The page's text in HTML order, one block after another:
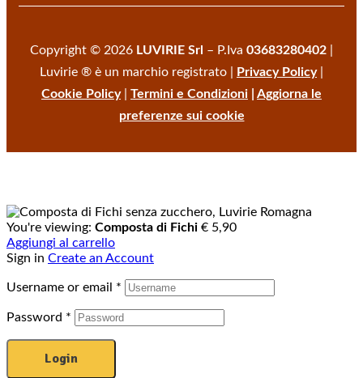
Copyright © 2026 LUVIRIE Srl – P.Iva 03683280402
Luvirie ® è un marchio registrato | Privacy Policy|
Cookie Policy| Termini e Condizioni
Aggiorna le
preferenze sui cookie
You're viewing: Composta di Fichi € 5,90
Aggiungi al carrello
Sign in Create an Account
Username or email *
Password *
Login